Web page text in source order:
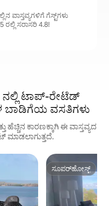
ವಾಸ್ತವ್ಯಗಳಿಗೆ ಗೆಸ್ಟ್‌ಗಳು
ರಲ್ಲಿ ಸರಾಸರಿ 4.8!
ಟಾಪ್-ರೇಟೆಡ್
ಬಾಡಿಗೆಯ ವಸತಿಗಳು
ಹೆಚ್ಚಿನ ಕಾರಣಕ್ಕಾಗಿ ಈ ವಾಸ್ತವ್ಯದ
ಮಾಡಲಾಗುತ್ತದೆ.
ಸೂಪರ್‌ಹೋಸ್ಟ್
ಸೂಪರ್‌ಹೋಸ್ಟ್